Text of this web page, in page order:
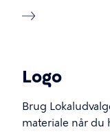
Logo
Brug
materiale når du